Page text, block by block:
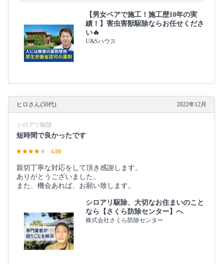
【男女ペアで施工！施工歴10年の実
績！】害虫害獣駆除ならお任せくださ
い🔥
U&Sハウス
ヒロさん(50代) 2022年12月
シロアリ駆除
短時間で良かったです
4.00
親切丁寧な対応をして頂き感謝します。
ありがとうございました。
また、機会あれば、お願い致します。
シロアリ駆除、大切なお住まいのこと
なら【さくら防除センター】へ
株式会社さくら防除センター